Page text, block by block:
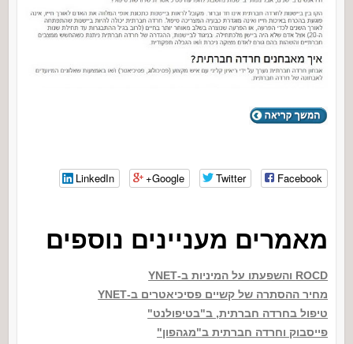
Facebook
Twitter
Google+
LinkedIn
מאמרים מעניינים נוספים
ROCD והשפעתו על המיניות ב-YNET
מחיר ההסתרה של קשיים פסיכיאטרים ב-YNET
טיפול בחרדה חברתית, ב"בטיפולנט"
פייסבוק וחרדה חברתית ב"מגהפון"